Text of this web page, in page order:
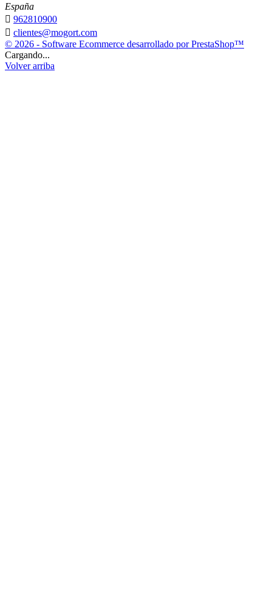
España
 962810900
 clientes@mogort.com
© 2026 - Software Ecommerce desarrollado por PrestaShop™
Cargando...
Volver arriba